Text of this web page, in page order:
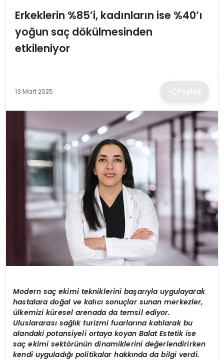
EKONOMI
SIYASET
MAGAZIN
SPOR
YAŞAM
Erkeklerin %85’i, kadınların ise %40’ı
yoğun saç dökülmesinden
etkileniyor
13 Mart 2025
Modern saç ekimi tekniklerini başarıyla uygulayarak
hastalara doğal ve kalıcı sonuçlar sunan merkezler,
ülkemizi küresel arenada da temsil ediyor.
Uluslararası sağlık turizmi fuarlarına katılarak bu
alandaki potansiyeli ortaya koyan Balat Estetik ise
saç ekimi sektörünün dinamiklerini değerlendirirken
kendi uyguladığı politikalar hakkında da bilgi verdi.